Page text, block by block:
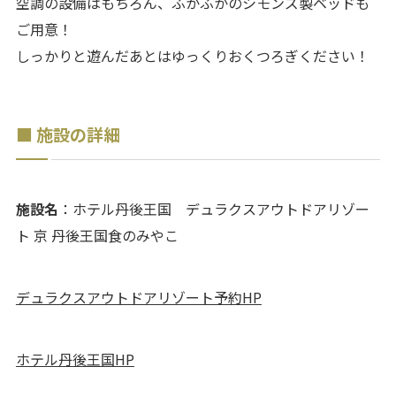
ご用意！
しっかりと遊んだあとはゆっくりおくつろぎください！
■ 施設の詳細
施設名 ：ホテル丹後王国 デュラクスアウトドアリゾー
ト 京 丹後王国食のみやこ
デュラクスアウトドアリゾート予約HP
ホテル丹後王国HP